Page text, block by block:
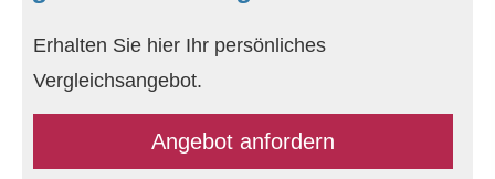
Erhalten Sie hier Ihr persönliches
Vergleichsangebot.
An­ge­bot an­for­dern